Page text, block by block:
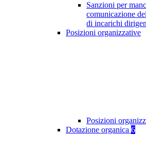
Sanzioni per
comunicazione
di incarichi
Posizioni organizzative
Posizioni
Dotazione organica 6